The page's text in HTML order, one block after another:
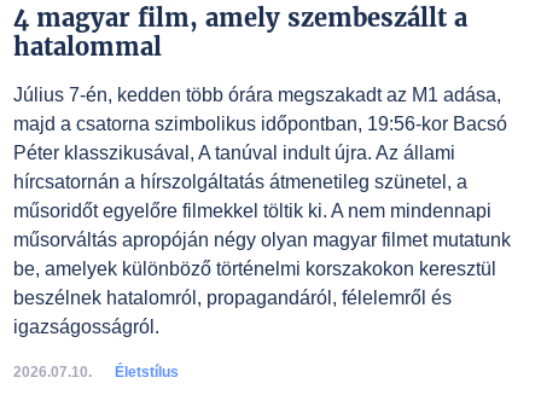
4 magyar film, amely szembeszállt a
hatalommal
Július 7-én, kedden több órára megszakadt az M1 adása,
majd a csatorna szimbolikus időpontban, 19:56-kor Bacsó
Péter klasszikusával, A tanúval indult újra. Az állami
hírcsatornán a hírszolgáltatás átmenetileg szünetel, a
műsoridőt egyelőre filmekkel töltik ki. A nem mindennapi
műsorváltás apropóján négy olyan magyar filmet mutatunk
be, amelyek különböző történelmi korszakokon keresztül
beszélnek hatalomról, propagandáról, félelemről és
igazságosságról.
2026.07.10. Életstílus